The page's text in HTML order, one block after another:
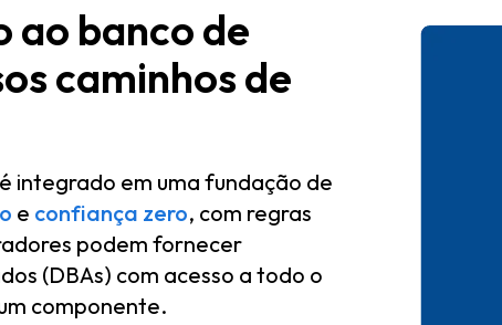
ao banco de
caminhos de
integrado em uma fundação de
e confiança zero, com regras
podem fornecer
(DBAs) com acesso a todo o
componente.